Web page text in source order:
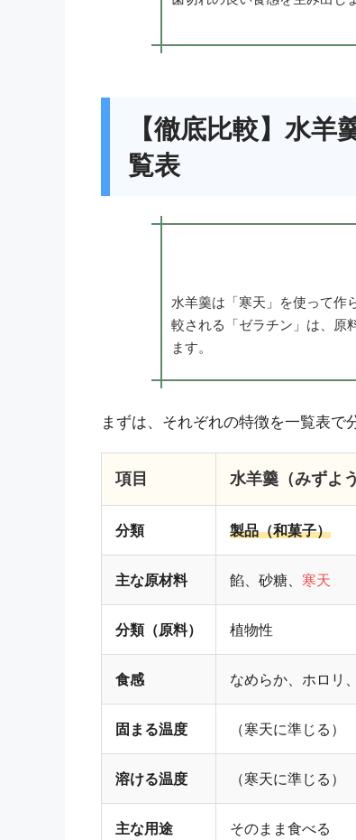
【徹底比較】水
覧表
水羊羹は「寒天」を使って作
較される「ゼラチン」は、原
ます。
まずは、それぞれの特徴を一覧表で
項目 水羊羹（みずよ
分類 製品（和菓子）
主な原材料 餡、砂糖、 寒天
分類（原料） 植物性
食感 なめらか、ホロリ
固まる温度 （寒天に準じる）
溶ける温度 （寒天に準じる）
主な用途 そのまま食べる